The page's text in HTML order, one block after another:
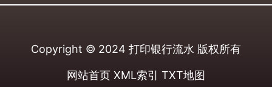
Copyright © 2024 打印银行流水 版权所有
网站首页 XML索引 TXT地图